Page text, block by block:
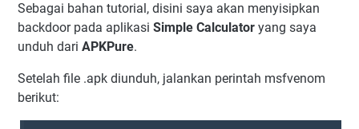
Sebagai bahan tutorial, disini saya akan menyisipkan
backdoor pada aplikasi Simple Calculator yang saya
unduh dari APKPure.
Setelah file .apk diunduh, jalankan perintah msfvenom
berikut: